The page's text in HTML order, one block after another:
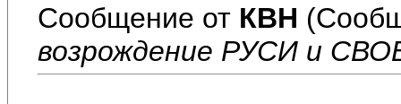
Сообщение от КВН
возрождение РУСИ и